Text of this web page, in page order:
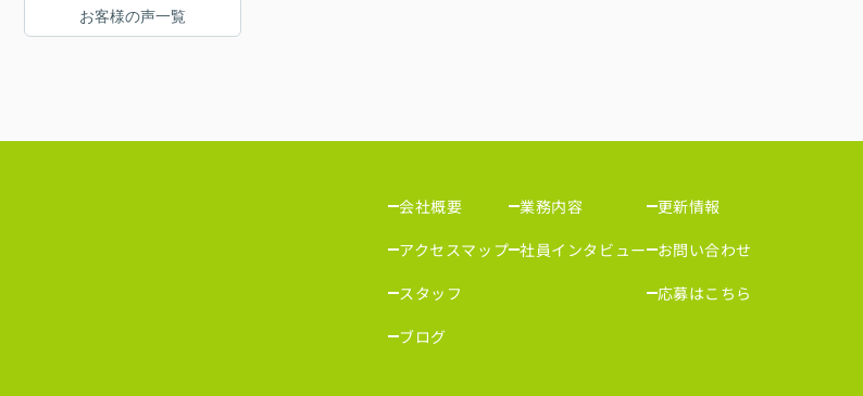
お客様の声一覧
会社概要
アクセスマップ
スタッフ
ブログ
業務内容
社員インタビュー
更新情報
お問い合わせ
応募はこちら